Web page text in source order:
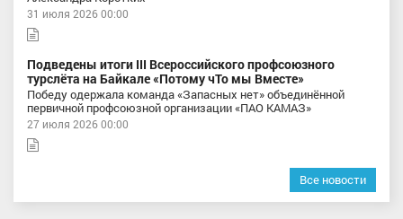
31 июля 2026 00:00
Подведены итоги III Всероссийского профсоюзного
турслёта на Байкале «Потому чТо мы Вместе»
Победу одержала команда «Запасных нет» объединённой
первичной профсоюзной организации «ПАО КАМАЗ»
27 июля 2026 00:00
Все новости